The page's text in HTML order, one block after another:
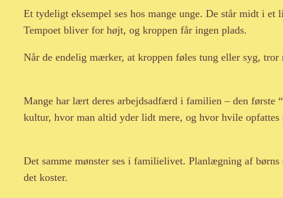
Et tydeligt eksempel ses hos mange unge. De står midt i
Tempoet bliver for højt, og kroppen får ingen plads.
Når de endelig mærker, at kroppen føles tung eller syg,
Mange har lært deres arbejdsadfærd i familien – den første
kultur, hvor man altid yder lidt mere, og hvor hvile
Det samme mønster ses i familielivet. Planlægning af
det koster.